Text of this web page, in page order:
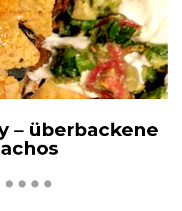
– überbackene